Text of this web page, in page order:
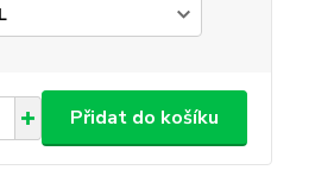
Přidat do košíku